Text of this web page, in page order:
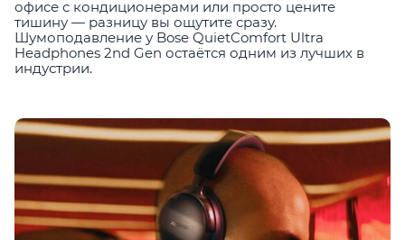
офисе с кондиционерами или просто цените
тишину — разницу вы ощутите сразу.
Шумоподавление у Bose QuietComfort Ultra
Headphones 2nd Gen остаётся одним из лучших в
индустрии.